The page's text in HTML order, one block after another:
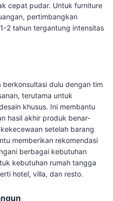
cepat pudar. Untuk furniture
pertimbangkan
2 tahun tergantung intensitas
berkonsultasi dulu dengan tim
terutama untuk
khusus. Ini membantu
hasil akhir produk benar-
setelah barang
memberikan rekomendasi
berbagai kebutuhan
kebutuhan rumah tangga
hotel, villa, dan resto.